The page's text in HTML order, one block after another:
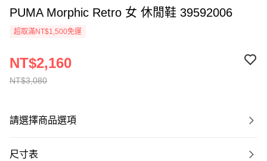
PUMA Morphic Retro 女 休閒鞋 39592006
超取滿NT$1,500免運
NT$3,080
NT$2,160
請選擇商品選項
尺寸表